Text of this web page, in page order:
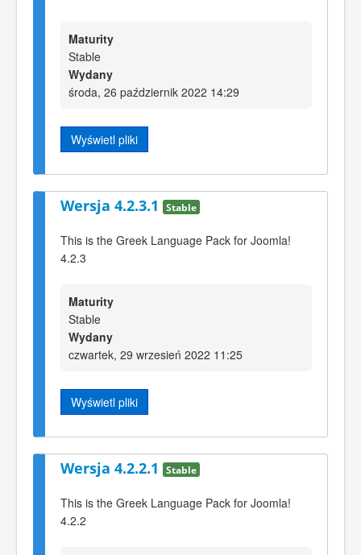
Maturity
Stable
Wydany
środa, 26 październik 2022 14:29
Wyświetl pliki
Wersja 4.2.3.1 Stable
This is the Greek Language Pack for Joomla!
4.2.3
Maturity
Stable
Wydany
czwartek, 29 wrzesień 2022 11:25
Wyświetl pliki
Wersja 4.2.2.1 Stable
This is the Greek Language Pack for Joomla!
4.2.2